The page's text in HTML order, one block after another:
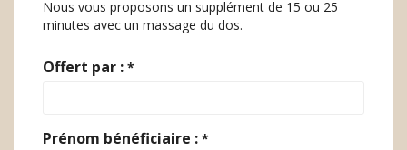
Nous vous proposons un supplément de 15 ou 25
minutes avec un massage du dos.
Offert par :*
Prénom bénéficiaire :*